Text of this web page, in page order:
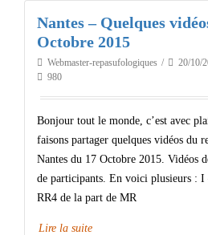
Nantes – Quelques
Octobre 2015
Webmaster-repasufologiques 20/10/
980
Bonjour tout le monde, c’est avec
faisons partager quelques vidéos du
Nantes du 17 Octobre 2015. Vidéos
de participants. En voici plusieurs :
RR4 de la part de MR
Lire la suite